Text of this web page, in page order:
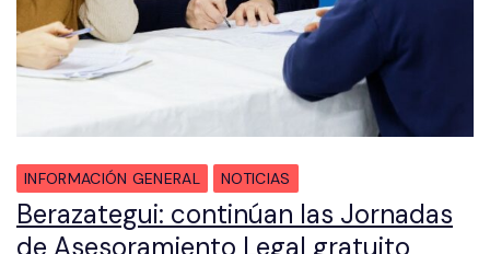
INFORMACIÓN GENERAL NOTICIAS
Berazategui: continúan las Jornadas
de Asesoramiento Legal gratuito